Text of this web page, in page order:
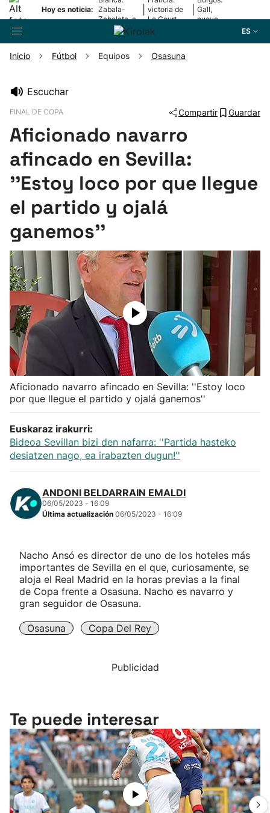
Hoy es noticia: Zabala-
Zabaleta, a
la final
victoria de
Le Court-
Pienaar
Gall,
nuevo
ES
Pelota
Remo
Baloncesto
Ciclismo
Herri-kirolak
Balonmano
Kirolak 360
Atletismo
Más deportes
"Helmuga"
Inicio Fútbol Equipos Osasuna
Escuchar
FINAL DE COPA Compartir Guardar
Aficionado navarro
afincado en Sevilla:
''Estoy loco por que llegue
el partido y ojalá
ganemos''
Aficionado navarro afincado en Sevilla: ''Estoy loco
por que llegue el partido y ojalá ganemos''
Euskaraz irakurri:
Bideoa Sevillan bizi den nafarra: ''Partida hasteko
desiatzen nago, ea irabazten dugun!''
ANDONI BELDARRAIN EMALDI
06/05/2023 - 16:09
Última actualización 06/05/2023 - 16:09
Nacho Ansó es director de uno de los hoteles más
importantes de Sevilla en el que, curiosamente, se
aloja el Real Madrid en la horas previas a la final
de Copa frente a Osasuna. Nacho es navarro y
gran seguidor de Osasuna.
Osasuna Copa Del Rey
Publicidad
Te puede interesar